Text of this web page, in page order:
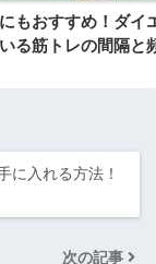
もおすすめ！ダイ
る筋トレの間隔と
に入れる方法！
次の記事